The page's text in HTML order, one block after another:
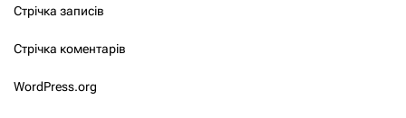
Стрічка записів
Стрічка коментарів
WordPress.org